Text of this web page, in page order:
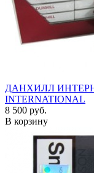
ДАНХИЛЛ
INTERNATIONAL
8 500 руб.
В корзину